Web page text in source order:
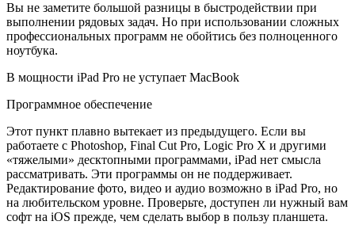
Вы не заметите большой разницы в быстродействии при
выполнении рядовых задач. Но при использовании сложных
профессиональных программ не обойтись без полноценного
ноутбука.
В мощности iPad Pro не уступает MacBook
Программное обеспечение
Этот пункт плавно вытекает из предыдущего. Если вы
работаете с Photoshop, Final Cut Pro, Logic Pro X и другими
«тяжелыми» десктопными программами, iPad нет смысла
рассматривать. Эти программы он не поддерживает.
Редактирование фото, видео и аудио возможно в iPad Pro, но
на любительском уровне. Проверьте, доступен ли нужный вам
софт на iOS прежде, чем сделать выбор в пользу планшета.